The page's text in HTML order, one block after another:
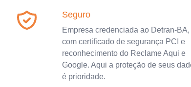
Seguro
Empresa credenciada ao Detran-BA,
com certificado de segurança PCI e
reconhecimento do Reclame Aqui e
Google. Aqui a proteção de seus
é prioridade.